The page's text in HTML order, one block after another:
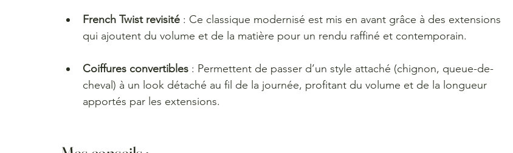
French Twist revisité : Ce classique modernisé est mis en avant grâce à des extensions
qui ajoutent du volume et de la matière pour un rendu raffiné et contemporain.
Coiffures convertibles : Permettent de passer d’un style attaché (chignon, queue-de-
cheval) à un look détaché au fil de la journée, profitant du volume et de la longueur
apportés par les extensions.